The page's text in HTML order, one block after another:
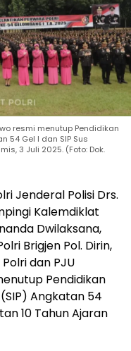
resmi menutup Pendidikan
54 Gel I dan SIP Sus
3 Juli 2025. (Foto: Dok.
Jenderal Polisi Drs.
Kalemdiklat
Dwilaksana,
Brigjen Pol. Dirin,
dan PJU
Pendidikan
Angkatan 54
10 Tahun Ajaran